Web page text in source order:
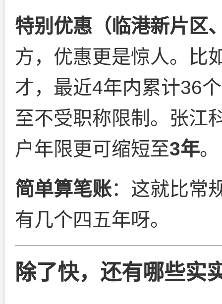
特别优惠（临港新片区
方，优惠更是惊人。比
才，最近4年内累计36
至不受职称限制。张江
户年限更可缩短至3年。
简单算笔账：这就比常
有几个四五年呀。
除了快，还有哪些实